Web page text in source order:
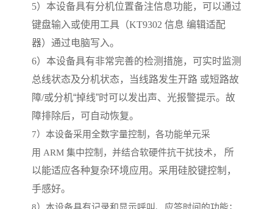
5）本设备具有分机位置备注信息功能，可以通过
键盘输入或使用工具（KT9302 信息 编辑适配
器）通过电脑写入。
6）本设备具有非常完善的检测措施，可实时监测
总线状态及分机状态，当线路发生开路 或短路故
障/或分机“掉线”时可以发出声、光报警提示。故
障排除后，可自动恢复。
7）本设备采用全数字量控制，各功能单元采
用 ARM 集中控制，并结合软硬件抗干扰技术， 所
以能适应各种复杂环境应用。采用硅胶键控制，
手感好。